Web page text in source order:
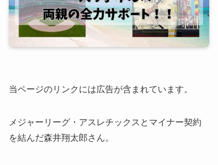
当ページのリンクには広告が含まれています。
メジャーリーグ・アスレチックスとマイナー契約
を結んだ森井翔太郎さん。